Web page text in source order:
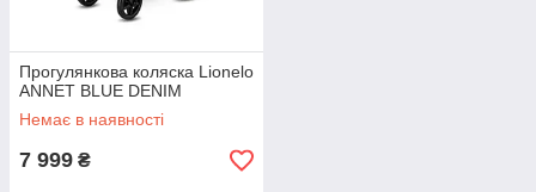
Прогулянкова коляска Lionelo
ANNET BLUE DENIM
Немає в наявності
7 999 ₴